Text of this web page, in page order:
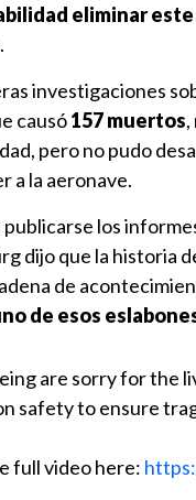
eliminar
investigaciones
causó157 muertos
pero no pudo
a la aeronave.
los
dijo que la historia
de
de esos
are sorry for the
safety to ensure
full video here: